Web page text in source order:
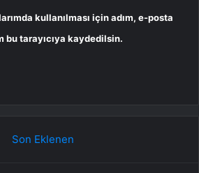
kullanılması için adım, e-posta
bu tarayıcıya kaydedilsin.
Son Eklenen